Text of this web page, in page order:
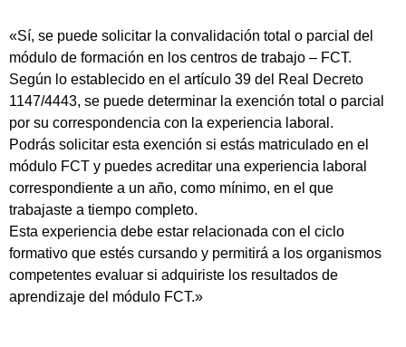
«Sí, se puede solicitar la convalidación total o parcial del
módulo de formación en los centros de trabajo – FCT.
Según lo establecido en el artículo 39 del Real Decreto
1147/4443, se puede determinar la exención total o parcial
por su correspondencia con la experiencia laboral.
Podrás solicitar esta exención si estás matriculado en el
módulo FCT y puedes acreditar una experiencia laboral
correspondiente a un año, como mínimo, en el que
trabajaste a tiempo completo.
Esta experiencia debe estar relacionada con el ciclo
formativo que estés cursando y permitirá a los organismos
competentes evaluar si adquiriste los resultados de
aprendizaje del módulo FCT.»